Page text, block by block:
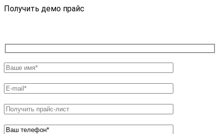
Получить демо прайс